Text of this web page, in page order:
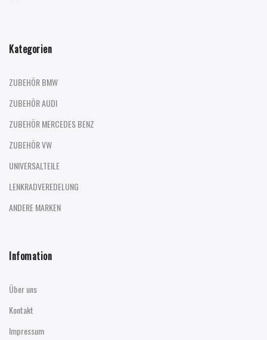
Kategorien
ZUBEHÖR BMW
ZUBEHÖR AUDI
ZUBEHÖR MERCEDES BENZ
ZUBEHÖR VW
UNIVERSALTEILE
LENKRADVEREDELUNG
ANDERE MARKEN
Infomation
Über uns
Kontakt
Impressum